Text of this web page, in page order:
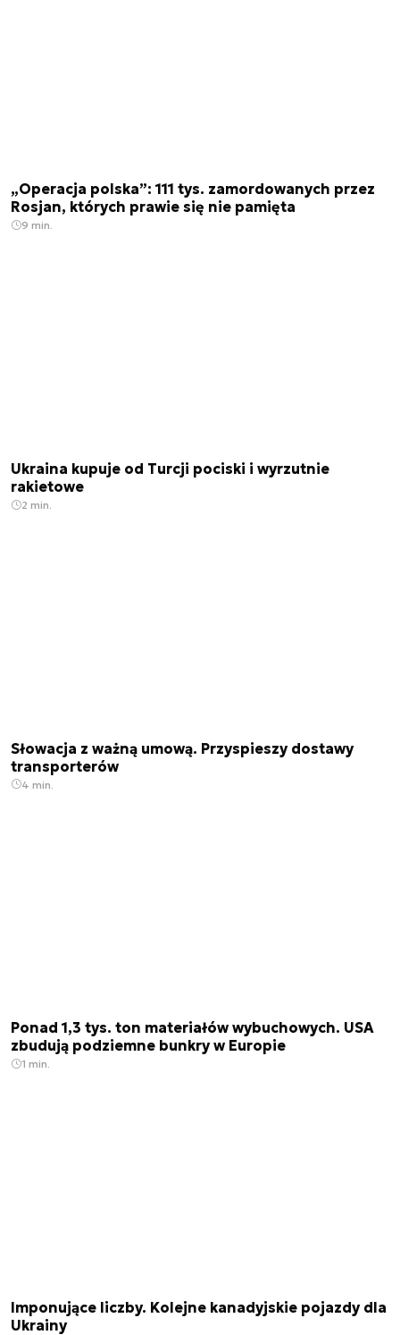
„Operacja polska”: 111 tys. zamordowanych przez
Rosjan, których prawie się nie pamięta
9 min.
Ukraina kupuje od Turcji pociski i wyrzutnie
rakietowe
2 min.
Słowacja z ważną umową. Przyspieszy dostawy
transporterów
4 min.
Ponad 1,3 tys. ton materiałów wybuchowych. USA
zbudują podziemne bunkry w Europie
1 min.
Imponujące liczby. Kolejne kanadyjskie pojazdy dla
Ukrainy